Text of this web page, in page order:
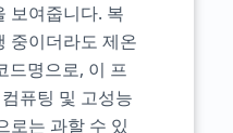
보여줍니다. 복
중이더라도 제온
드명으로, 이 프
퓨팅 및 고성능
로는 과할 수 있